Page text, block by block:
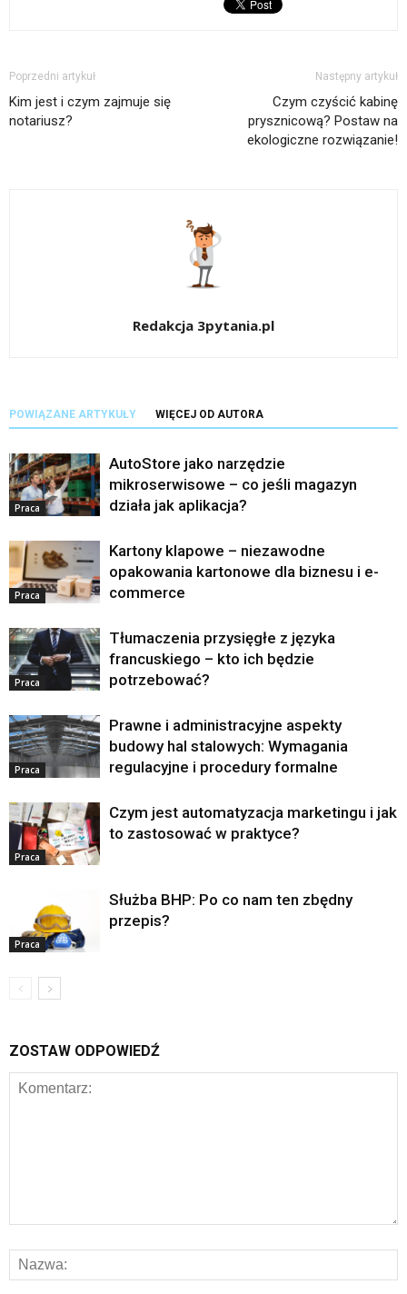
Poprzedni artykuł
Kim jest i czym zajmuje się
notariusz?
Następny artykuł
Czym czyścić kabinę
prysznicową? Postaw na
ekologiczne rozwiązanie!
Redakcja 3pytania.pl
POWIĄZANE ARTYKUŁY WIĘCEJ OD AUTORA
Praca
AutoStore jako narzędzie
mikroserwisowe – co jeśli magazyn
działa jak aplikacja?
Praca
Kartony klapowe – niezawodne
opakowania kartonowe dla biznesu i e-
commerce
Praca
Tłumaczenia przysięgłe z języka
francuskiego – kto ich będzie
potrzebować?
Praca
Prawne i administracyjne aspekty
budowy hal stalowych: Wymagania
regulacyjne i procedury formalne
Praca
Czym jest automatyzacja marketingu i jak
to zastosować w praktyce?
Praca
Służba BHP: Po co nam ten zbędny
przepis?
ZOSTAW ODPOWIEDŹ